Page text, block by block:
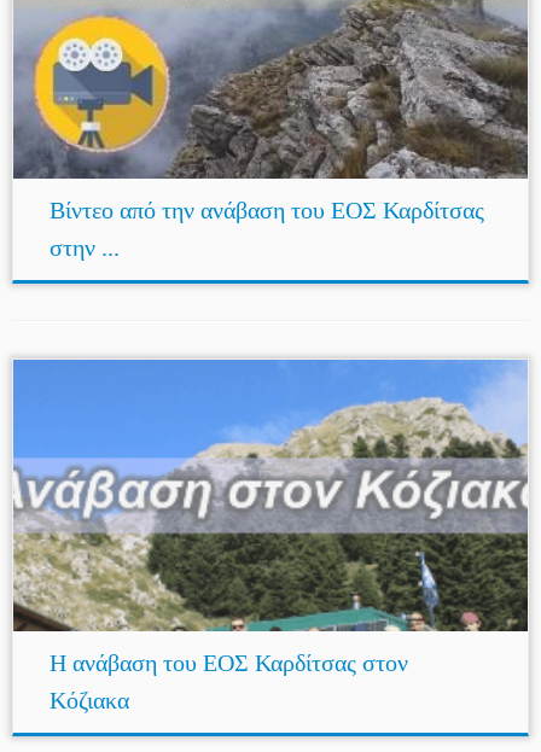
Βίντεο από την ανάβαση του ΕΟΣ Καρδίτσας
στην ...
Η ανάβαση του ΕΟΣ Καρδίτσας στον
Κόζιακα